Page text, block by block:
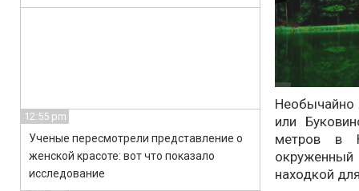
Необычайно
или
метров в
находкой
12:55 pm
Ученые пересмотрели представление о
женской красоте: вот что показало
исследование